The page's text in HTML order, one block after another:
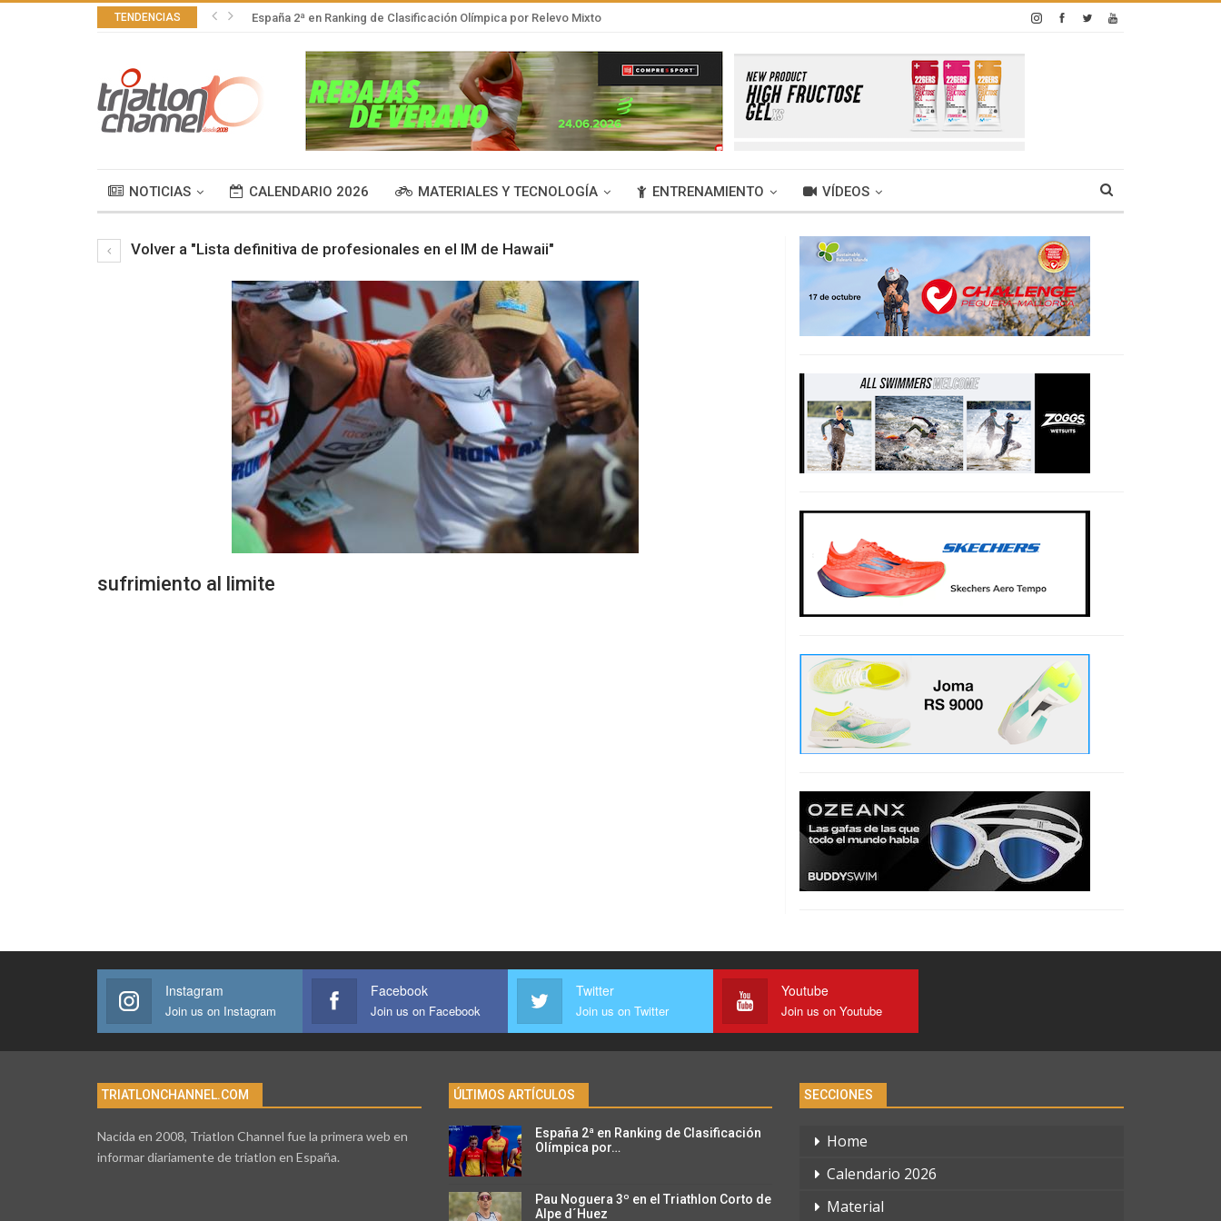
TENDENCIAS España 2ª en Ranking de Clasificación Olímpica por Relevo Mixto
NOTICIAS CALENDARIO 2026 MATERIALES Y TECNOLOGÍA ENTRENAMIENTO VÍDEOS
Volver a "Lista definitiva de profesionales en el IM de Hawaii"
sufrimiento al limite
Instagram
Join us on Instagram
Facebook
Join us on Facebook
Twitter
Join us on Twitter
Youtube
Join us on Youtube
TRIATLONCHANNEL.COM
Nacida en 2008, Triatlon Channel fue la primera web en
informar diariamente de triatlon en España.
ÚLTIMOS ARTÍCULOS
España 2ª en Ranking de Clasificación
Olímpica por…
Pau Noguera 3º en el Triathlon Corto de
Alpe d´Huez
SECCIONES
Home
Calendario 2026
Material